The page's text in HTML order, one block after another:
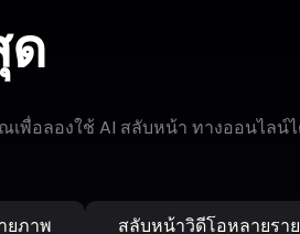
อลองใช้ AI สลับหน้า ทางออนไลน์ไ
ยภาพ สลับหน้าวิดีโอหลายรา